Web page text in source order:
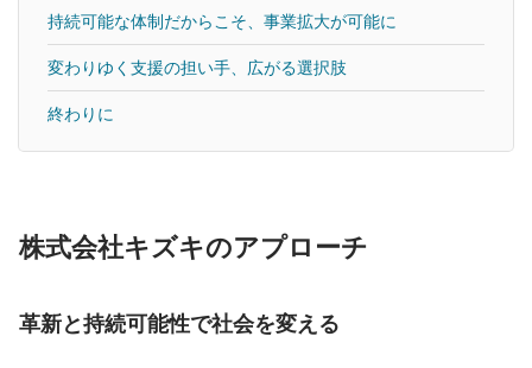
持続可能な体制だからこそ、事業拡大が可能に
変わりゆく支援の担い手、広がる選択肢
終わりに
株式会社キズキのアプローチ
革新と持続可能性で社会を変える